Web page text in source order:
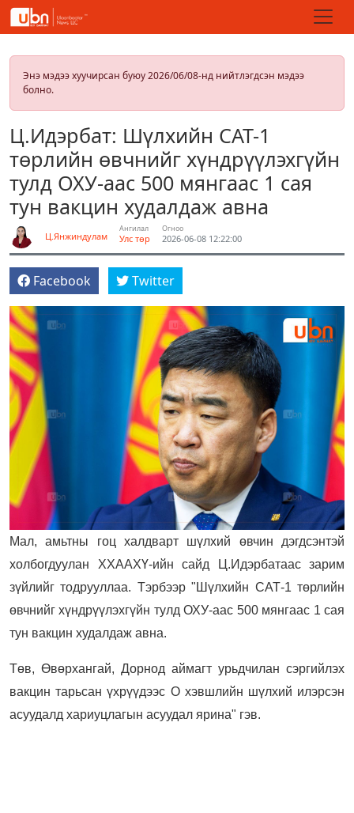
Энэ мэдээ хуучирсан буюу 2026/06/08-нд нийтлэгдсэн мэдээ
болно.
Ц.Идэрбат: Шүлхийн САТ-1
төрлийн өвчнийг хүндрүүлэхгүйн
тулд ОХУ-аас 500 мянгаас 1 сая
тун вакцин худалдаж авна
Ц.Янжиндулам
Ангилал
Улс төр
Огноо
2026-06-08 12:22:00
Facebook Twitter
Мал, амьтны гоц халдварт шүлхий өвчин дэгдсэнтэй
холбогдуулан ХХААХҮ-ийн сайд Ц.Идэрбатаас зарим
зүйлийг тодрууллаа. Тэрбээр "Шүлхийн САТ-1 төрлийн
өвчнийг хүндрүүлэхгүйн тулд ОХУ-аас 500 мянгаас 1 сая
тун вакцин худалдаж авна.
Төв, Өвөрхангай, Дорнод аймагт урьдчилан сэргийлэх
вакцин тарьсан үхрүүдээс О хэвшлийн шүлхий илэрсэн
асуудалд хариуцлагын асуудал ярина" гэв.